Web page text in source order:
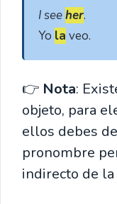
I see her.
Yo la veo.
👉 Nota:
objeto, para
ellos debes
pronombre
indirecto de la